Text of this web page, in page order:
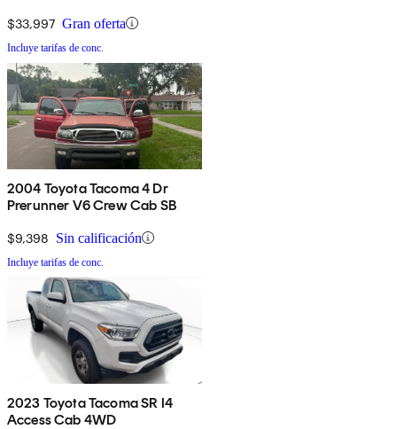
$33,997 Gran oferta
Incluye tarifas de conc.
2004 Toyota Tacoma 4 Dr
Prerunner V6 Crew Cab SB
$9,398 Sin calificación
Incluye tarifas de conc.
2023 Toyota Tacoma SR I4
Access Cab 4WD